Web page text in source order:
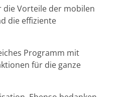
die Vorteile der mobilen
die effiziente
Programm mit
für die ganze